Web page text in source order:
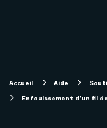
Accueil Aide
Enfouissement d’un fil